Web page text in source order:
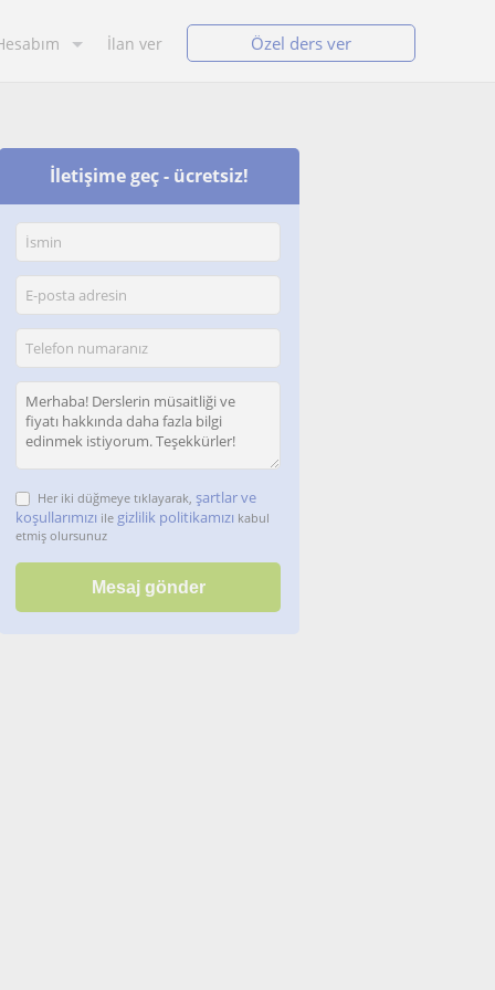
İlan ver Özel ders ver
İletişime geç - ücretsiz!
Her iki düğmeye tıklayarak, şartlar ve
koşullarımızı ile gizlilik politikamızı kabul
etmiş olursunuz